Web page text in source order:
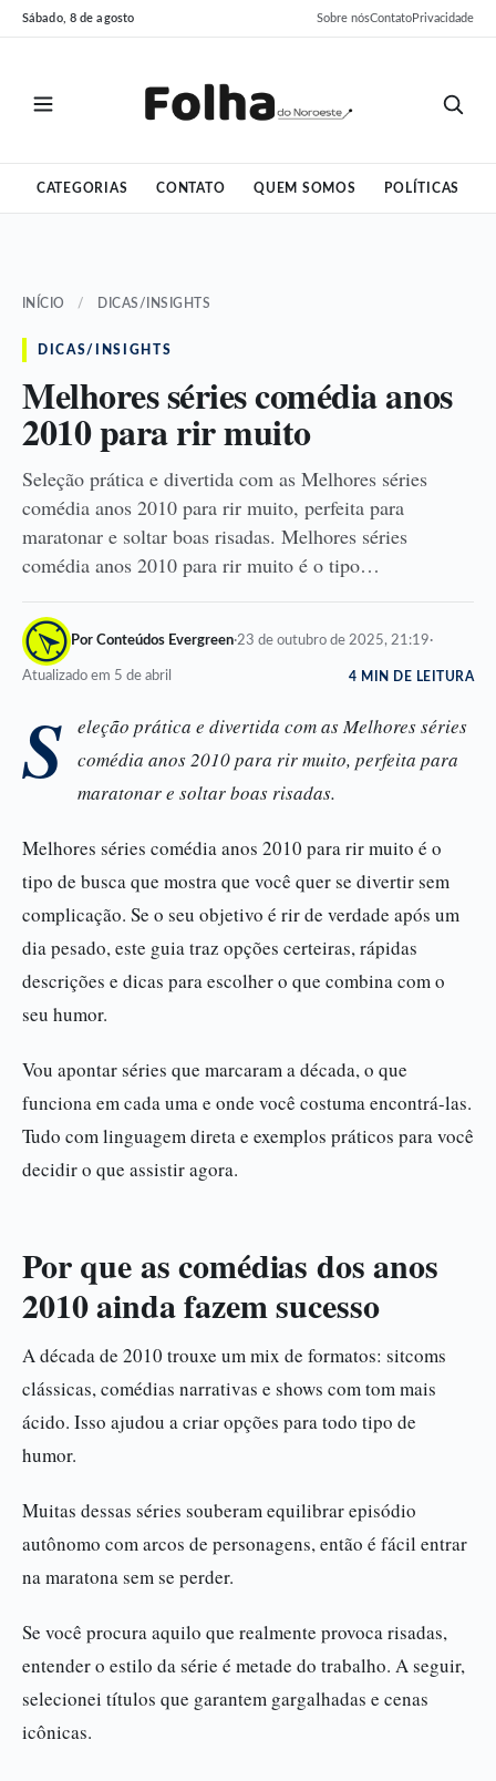
Pular
para
Pular
para
Sábado, 8 de agosto Sobre nósContatoPrivacidade
CATEGORIAS CONTATO QUEM SOMOS POLÍTICAS
INÍCIO / DICAS/INSIGHTS
DICAS/INSIGHTS
Melhores séries comédia anos
2010 para rir muito
Seleção prática e divertida com as Melhores séries
comédia anos 2010 para rir muito, perfeita para
maratonar e soltar boas risadas. Melhores séries
comédia anos 2010 para rir muito é o tipo…
Por Conteúdos Evergreen·23 de outubro de 2025, 21:19·
Atualizado em 5 de abril 4 MIN DE LEITURA
S
eleção prática e divertida com as Melhores séries
comédia anos 2010 para rir muito, perfeita para
maratonar e soltar boas risadas.
Melhores séries comédia anos 2010 para rir muito é o
tipo de busca que mostra que você quer se divertir sem
complicação. Se o seu objetivo é rir de verdade após um
dia pesado, este guia traz opções certeiras, rápidas
descrições e dicas para escolher o que combina com o
seu humor.
Vou apontar séries que marcaram a década, o que
funciona em cada uma e onde você costuma encontrá-las.
Tudo com linguagem direta e exemplos práticos para você
decidir o que assistir agora.
Por que as comédias dos anos
2010 ainda fazem sucesso
A década de 2010 trouxe um mix de formatos: sitcoms
clássicas, comédias narrativas e shows com tom mais
ácido. Isso ajudou a criar opções para todo tipo de
humor.
Muitas dessas séries souberam equilibrar episódio
autônomo com arcos de personagens, então é fácil entrar
na maratona sem se perder.
Se você procura aquilo que realmente provoca risadas,
entender o estilo da série é metade do trabalho. A seguir,
selecionei títulos que garantem gargalhadas e cenas
icônicas.